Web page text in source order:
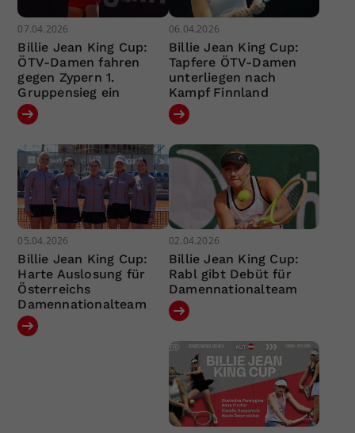
07.04.2026
Billie Jean King Cup:
ÖTV-Damen fahren
gegen Zypern 1.
Gruppensieg ein
06.04.2026
Billie Jean King Cup:
Tapfere ÖTV-Damen
unterliegen nach
Kampf Finnland
05.04.2026
Billie Jean King Cup:
Harte Auslosung für
Österreichs
Damennationalteam
02.04.2026
Billie Jean King Cup:
Rabl gibt Debüt für
Damennationalteam